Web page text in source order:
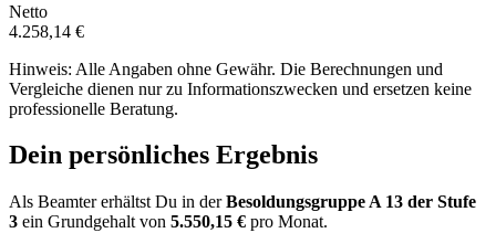
Netto
4.258,14 €
Hinweis: Alle Angaben ohne Gewähr. Die Berechnungen und
Vergleiche dienen nur zu Informationszwecken und ersetzen keine
professionelle Beratung.
Dein persönliches Ergebnis
Als Beamter erhältst Du in derBesoldungsgruppe A 13 der Stufe
3 ein Grundgehalt von 5.550,15 € pro Monat.